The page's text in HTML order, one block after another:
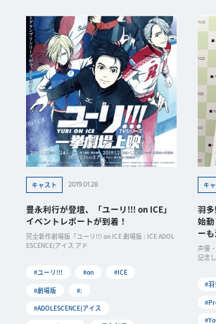
キャスト 2019.01.28
豊永利行が登壇、「ユーリ!!! on ICE」
イベントレポートが到着！
完全新作劇場版「ユーリ!!! on ICE 劇場版 : ICE ADOL
ESCENCE(アイス アド
#ユーリ!!! #on
#ICE
#劇場版
#:
#ADOLESCENCE(アイス
キ
羽
始
ー
声優
記念
#